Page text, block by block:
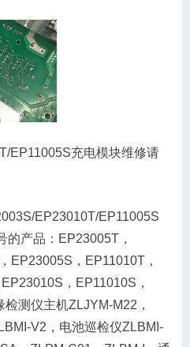
EP11005S充电模块维修请
EP23010T/EP11005S
的产品：EP23005T，
EP23005S，EP11010T，
，EP11010S，
测仪主机ZLJYM-M22，
V2，电池巡检仪ZLBMI-